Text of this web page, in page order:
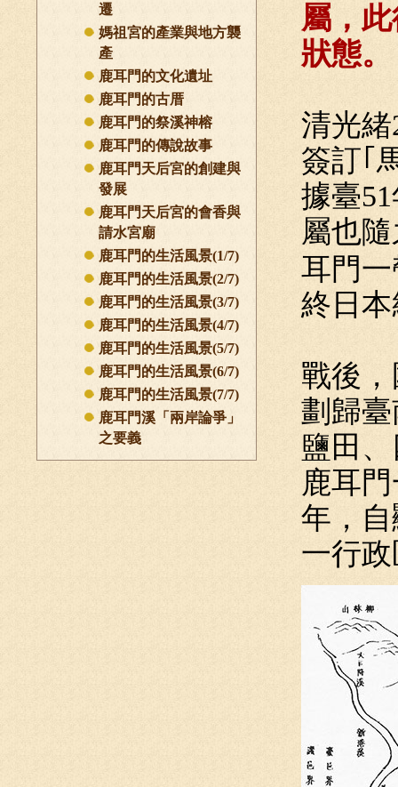
遷
媽祖宮的產業與地方襲
產
鹿耳門的文化遺址
鹿耳門的古厝
鹿耳門的祭溪神榕
鹿耳門的傳說故事
鹿耳門天后宮的創建與
發展
鹿耳門天后宮的會香與
請水宮廟
鹿耳門的生活風景(1/7)
鹿耳門的生活風景(2/7)
鹿耳門的生活風景(3/7)
鹿耳門的生活風景(4/7)
鹿耳門的生活風景(5/7)
鹿耳門的生活風景(6/7)
鹿耳門的生活風景(7/7)
鹿耳門溪「兩岸論爭」
之要義
屬，
狀態。
清光緒
簽訂｢
據臺
屬也
耳門
終日
戰後
劃歸
鹽田
鹿耳
年，
一行